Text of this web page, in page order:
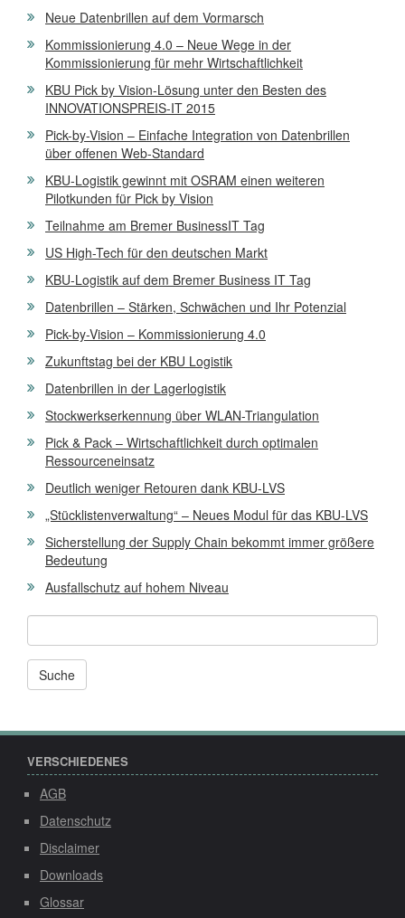
Neue Datenbrillen auf dem Vormarsch
Kommissionierung 4.0 – Neue Wege in der
Kommissionierung für mehr Wirtschaftlichkeit
KBU Pick by Vision-Lösung unter den Besten des
INNOVATIONSPREIS-IT 2015
Pick-by-Vision – Einfache Integration von Datenbrillen
über offenen Web-Standard
KBU-Logistik gewinnt mit OSRAM einen weiteren
Pilotkunden für Pick by Vision
Teilnahme am Bremer BusinessIT Tag
US High-Tech für den deutschen Markt
KBU-Logistik auf dem Bremer Business IT Tag
Datenbrillen – Stärken, Schwächen und Ihr Potenzial
Pick-by-Vision – Kommissionierung 4.0
Zukunftstag bei der KBU Logistik
Datenbrillen in der Lagerlogistik
Stockwerkserkennung über WLAN-Triangulation
Pick & Pack – Wirtschaftlichkeit durch optimalen
Ressourceneinsatz
Deutlich weniger Retouren dank KBU-LVS
„Stücklistenverwaltung“ – Neues Modul für das KBU-LVS
Sicherstellung der Supply Chain bekommt immer größere
Bedeutung
Ausfallschutz auf hohem Niveau
Andere
News
und
Seiten
durchsuchen
VERSCHIEDENES
AGB
Datenschutz
Disclaimer
Downloads
Glossar